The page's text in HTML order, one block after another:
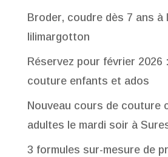
Broder, coudre dès 7 ans à
lilimargotton
Réservez pour février 2026
couture enfants et ados
Nouveau cours de couture
adultes le mardi soir à
3 formules sur-mesure de